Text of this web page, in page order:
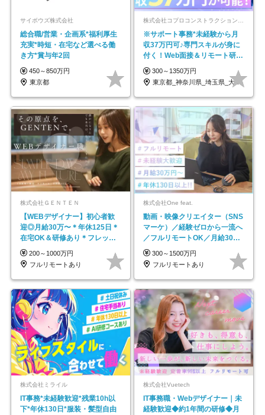
サイボウズ株式会社
総合職/営業・企画系*福利厚生
充実*時短・在宅など選べる働
き方*賞与年2回
450～850万円
東京都
※サポート事務*未経験から月
収37万円可♪専門スキルが身に
付く！Web面接＆リモート研修
も充実♪/a
300～1350万円
東京都_神奈川県_埼玉県_大阪府_愛知県…
株式会社ＧＥＮＴＥＮ
【WEBデザイナー】初⼼者歓
迎◎⽉給30万〜＊年休125⽇＊
在宅OK＆研修あり＊フレック
ス
200～1000万円
フルリモートあり
株式会社One feat.
動画・映像クリエイター（SNS
マーケ）／経験ゼロから一流へ
／フルリモートOK／月給30万
円～／年休130日以上
300～1500万円
フルリモートあり
株式会社ミライル
IT事務*未経験歓迎*残業10h以
下*年休130日*服装・髪型自由
株式会社Vuetech
IT事務職・Webデザイナー｜未
経験歓迎◆約1年間の研修◆月